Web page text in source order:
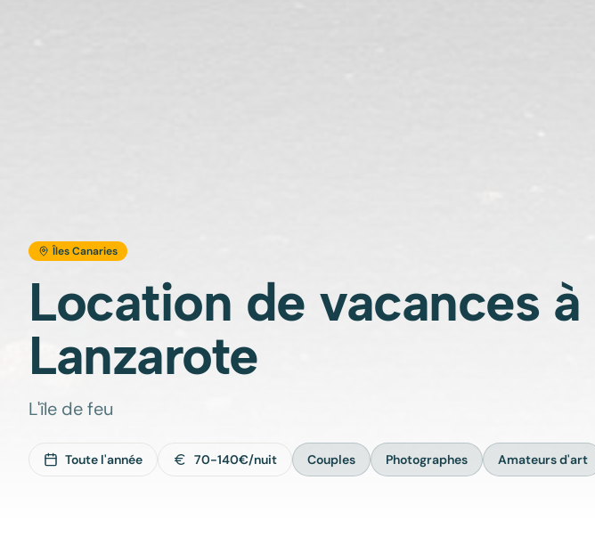
Îles Canaries
Location de vacances à
Lanzarote
L'île de feu
Toute l'année 70-140€/nuit Couples Photographes Amateurs d'art